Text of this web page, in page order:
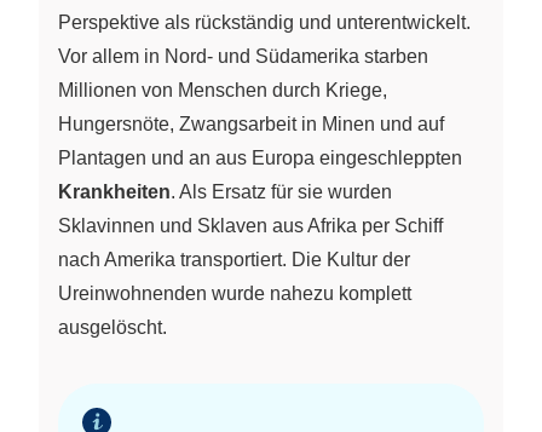
Perspektive als rückständig und unterentwickelt.
Vor allem in Nord- und Südamerika starben
Millionen von Menschen durch Kriege,
Hungersnöte, Zwangsarbeit in Minen und auf
Plantagen und an aus Europa eingeschleppten
Krankheiten. Als Ersatz für sie wurden
Sklavinnen und Sklaven aus Afrika per Schiff
nach Amerika transportiert. Die Kultur der
Ureinwohnenden wurde nahezu komplett
ausgelöscht.